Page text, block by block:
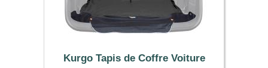
Kurgo Tapis de Coffre Voiture